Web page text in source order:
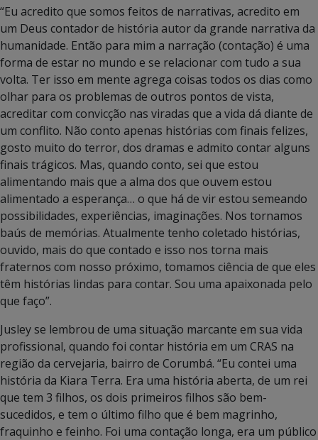
“Eu acredito que somos feitos de narrativas, acredito em
um Deus contador de história autor da grande narrativa da
humanidade. Então para mim a narração (contação) é uma
forma de estar no mundo e se relacionar com tudo a sua
volta. Ter isso em mente agrega coisas todos os dias como
olhar para os problemas de outros pontos de vista,
acreditar com convicção nas viradas que a vida dá diante de
um conflito. Não conto apenas histórias com finais felizes,
gosto muito do terror, dos dramas e admito contar alguns
finais trágicos. Mas, quando conto, sei que estou
alimentando mais que a alma dos que ouvem estou
alimentado a esperança… o que há de vir estou semeando
possibilidades, experiências, imaginações. Nos tornamos
baús de memórias. Atualmente tenho coletado histórias,
ouvido, mais do que contado e isso nos torna mais
fraternos com nosso próximo, tomamos ciência de que eles
têm histórias lindas para contar. Sou uma apaixonada pelo
que faço”.
Jusley se lembrou de uma situação marcante em sua vida
profissional, quando foi contar história em um CRAS na
região da cervejaria, bairro de Corumbá. “Eu contei uma
história da Kiara Terra. Era uma história aberta, de um rei
que tem 3 filhos, os dois primeiros filhos são bem-
sucedidos, e tem o último filho que é bem magrinho,
fraquinho e feinho. Foi uma contação longa, era um público